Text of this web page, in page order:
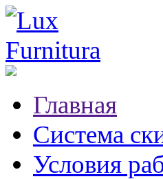
Главная
Система
Условия